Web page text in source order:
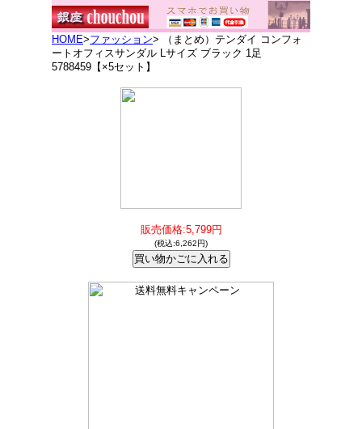
HOME>ファッション> （まとめ）テンダイ コンフォ
ートオフィスサンダル Lサイズ ブラック 1足
5788459【×5セット】
販売価格:5,799円
(税込:6,262円)